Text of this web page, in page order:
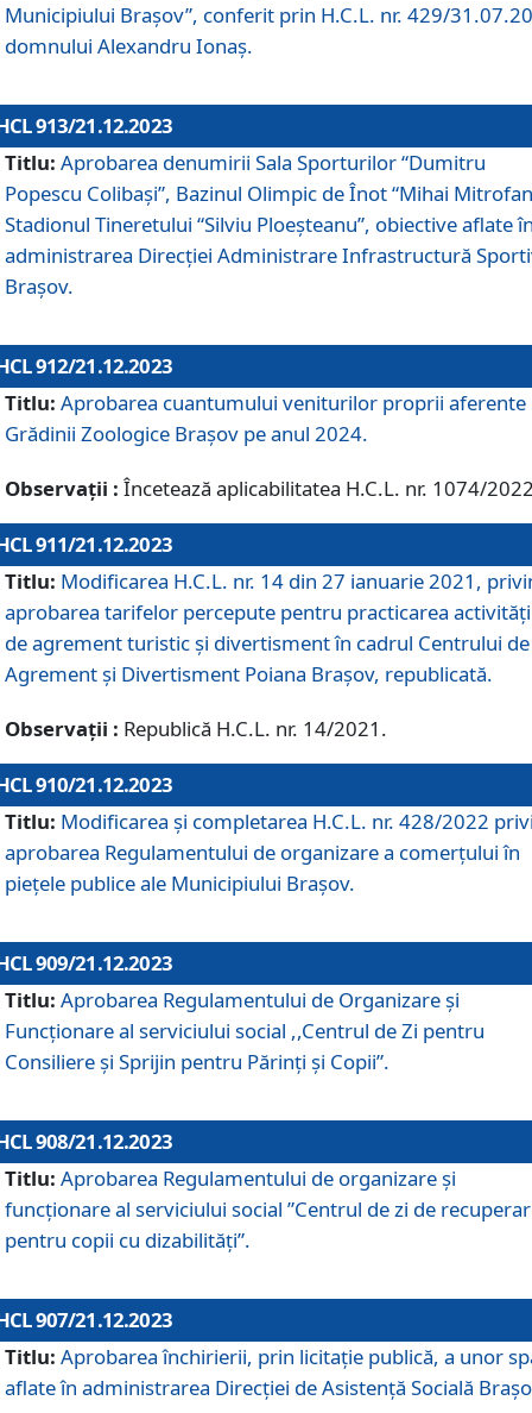
Municipiului Brașov”, conferit prin H.C.L. nr. 429/
domnului Alexandru Ionaș.
913/21.12.2023
Titlu: Aprobarea denumirii Sala Sporturilor “Dumitru
Popescu Colibași”, Bazinul Olimpic de Înot “Mihai
Stadionul Tineretului “Silviu Ploeșteanu”, obiective aflate
administrarea Direcției Administrare Infrastructură
Brașov.
912/21.12.2023
Titlu: Aprobarea cuantumului veniturilor proprii aferente
Grădinii Zoologice Braşov pe anul 2024.
Observații : Încetează aplicabilitatea H.C.L. nr. 1074/
911/21.12.2023
Titlu: Modificarea H.C.L. nr. 14 din 27 ianuarie 2021,
aprobarea tarifelor percepute pentru practicarea
de agrement turistic și divertisment în cadrul Centrului de
Agrement și Divertisment Poiana Brașov, republicată.
Observații : Republică H.C.L. nr. 14/2021.
910/21.12.2023
Titlu: Modificarea și completarea H.C.L. nr. 428/2022
aprobarea Regulamentului de organizare a comerțului în
piețele publice ale Municipiului Braşov.
909/21.12.2023
Titlu: Aprobarea Regulamentului de Organizare și
Funcționare al serviciului social ,,Centrul de Zi pentru
Consiliere şi Sprijin pentru Părinţi şi Copii”.
908/21.12.2023
Titlu: Aprobarea Regulamentului de organizare şi
funcţionare al serviciului social ”Centrul de zi de
pentru copii cu dizabilități”.
907/21.12.2023
Titlu: Aprobarea închirierii, prin licitație publică, a unor
aflate în administrarea Direcției de Asistență Socială